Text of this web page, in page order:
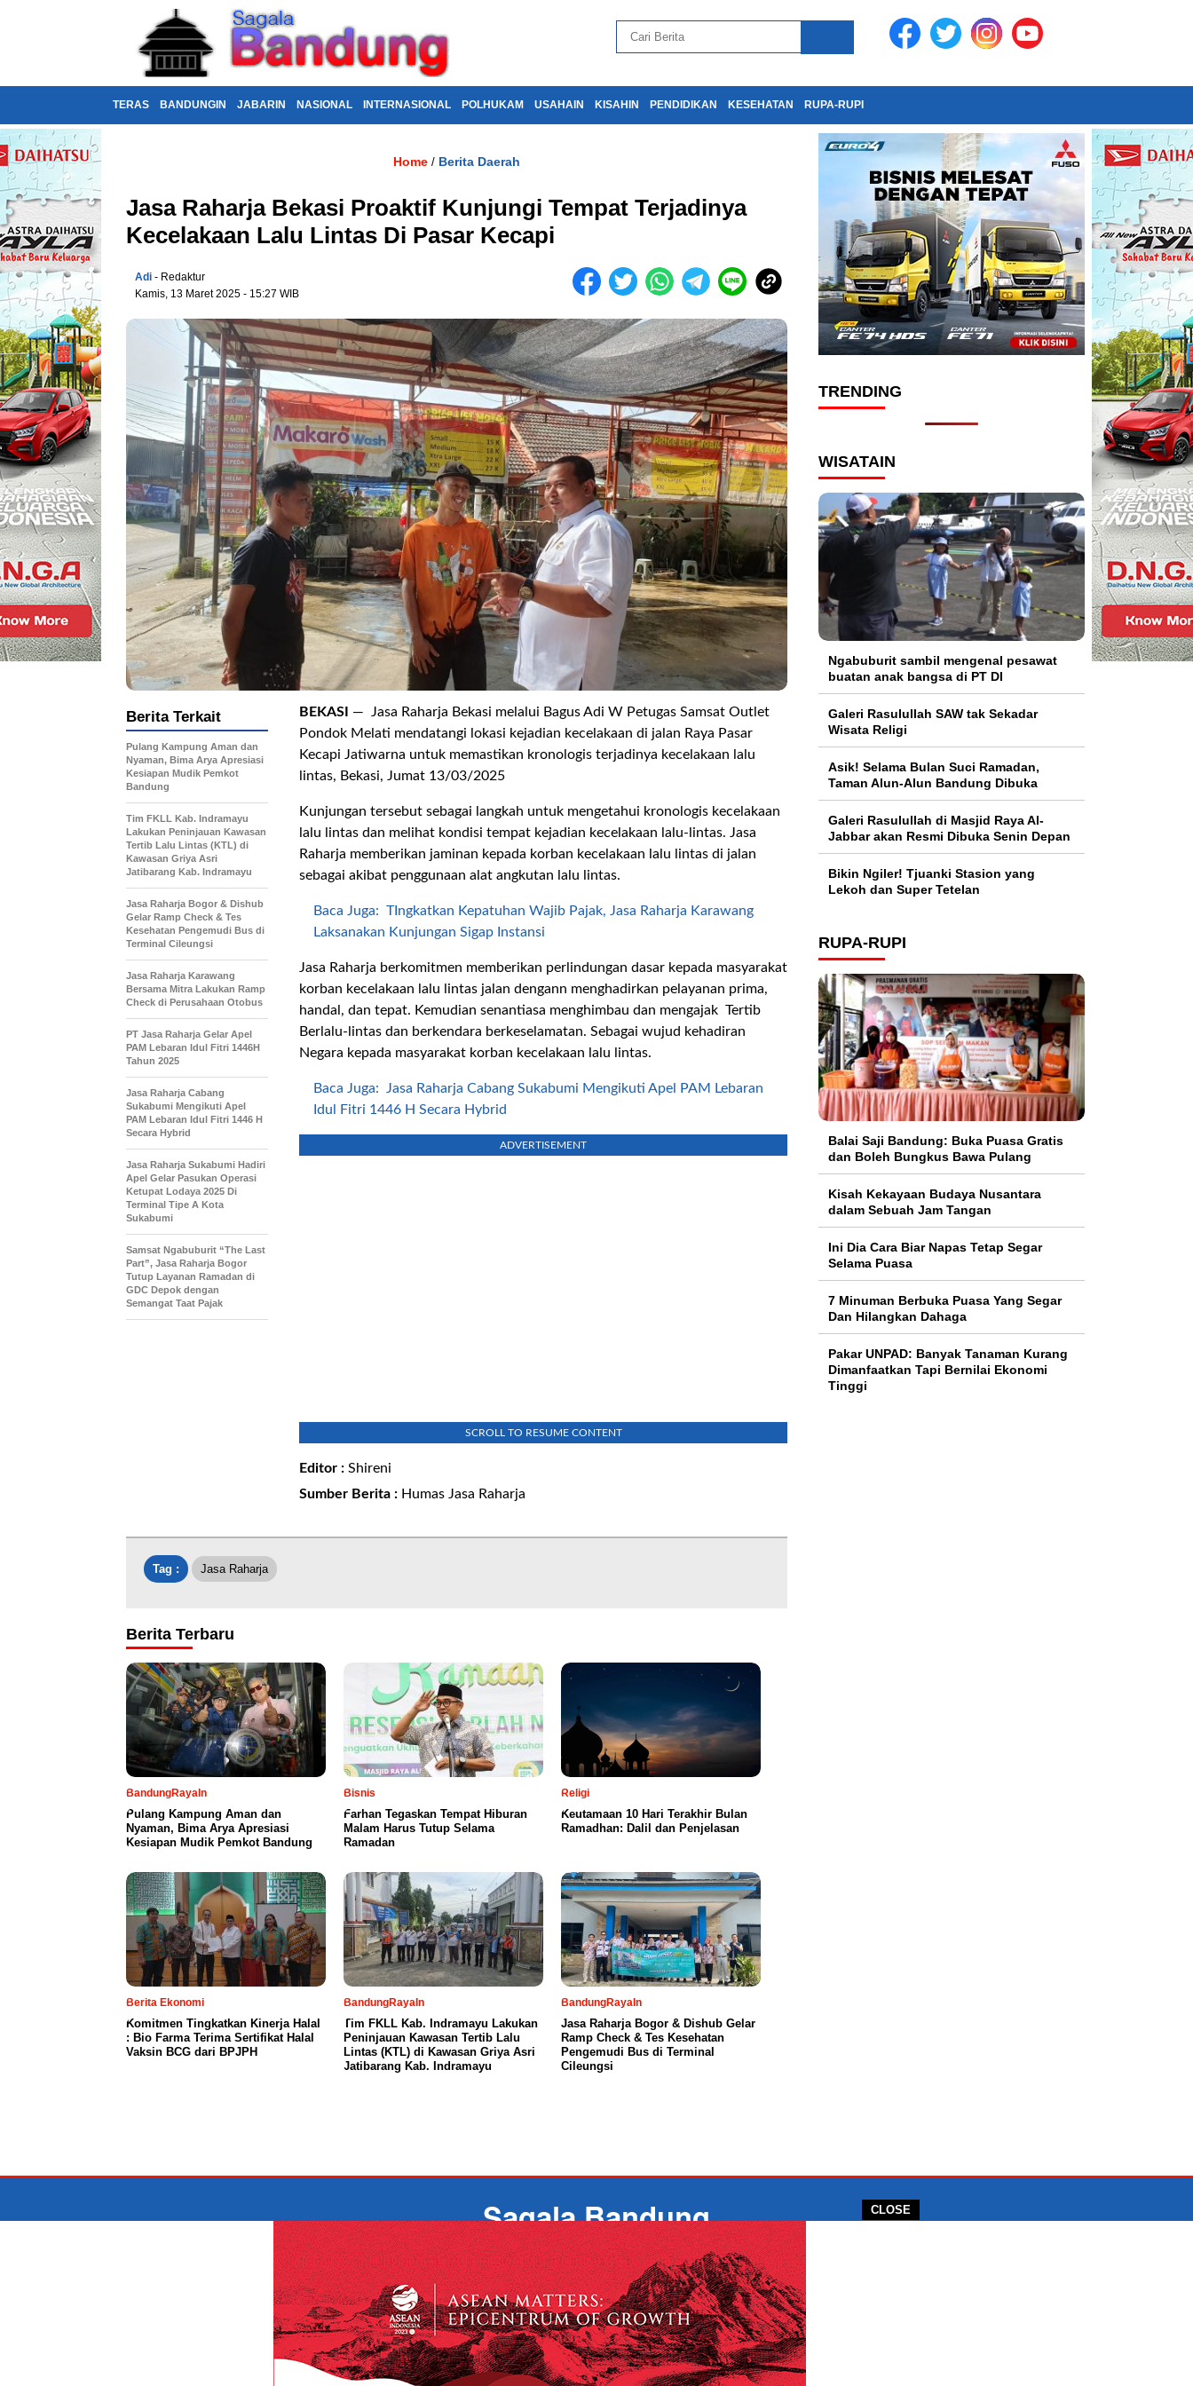
CLOSE
TERAS BANDUNGIN JABARIN NASIONAL INTERNASIONAL POLHUKAM USAHAIN KISAHIN PENDIDIKAN KESEHATAN RUPA-RUPI
Home / Berita Daerah
Jasa Raharja Bekasi Proaktif Kunjungi Tempat Terjadinya
Kecelakaan Lalu Lintas Di Pasar Kecapi
Adi - Redaktur
Kamis, 13 Maret 2025 - 15:27 WIB
BEKASI
— Jasa Raharja Bekasi melalui Bagus Adi W Petugas Samsat Outlet
Pondok Melati mendatangi lokasi kejadian kecelakaan di jalan Raya Pasar
Kecapi Jatiwarna untuk memastikan kronologis terjadinya kecelakaan lalu
lintas, Bekasi, Jumat 13/03/2025
Kunjungan tersebut sebagai langkah untuk mengetahui kronologis kecelakaan
lalu lintas dan melihat kondisi tempat kejadian kecelakaan lalu-lintas. Jasa
Raharja memberikan jaminan kepada korban kecelakaan lalu lintas di jalan
sebagai akibat penggunaan alat angkutan lalu lintas.
Baca Juga: TIngkatkan Kepatuhan Wajib Pajak, Jasa Raharja Karawang
Laksanakan Kunjungan Sigap Instansi
Jasa Raharja berkomitmen memberikan perlindungan dasar kepada masyarakat
korban kecelakaan lalu lintas jalan dengann menghadirkan pelayanan prima,
handal, dan tepat. Kemudian senantiasa menghimbau dan mengajak Tertib
Berlalu-lintas dan berkendara berkeselamatan. Sebagai wujud kehadiran
Negara kepada masyarakat korban kecelakaan lalu lintas.
Baca Juga:
Jasa Raharja Cabang Sukabumi Mengikuti Apel PAM Lebaran
Idul Fitri 1446 H Secara Hybrid
ADVERTISEMENT
.
SCROLL TO RESUME CONTENT
Editor : Shireni
Sumber Berita : Humas Jasa Raharja
Berita Terkait
Pulang Kampung Aman dan
Nyaman, Bima Arya Apresiasi
Kesiapan Mudik Pemkot
Bandung
Tim FKLL Kab. Indramayu
Lakukan Peninjauan Kawasan
Tertib Lalu Lintas (KTL) di
Kawasan Griya Asri
Jatibarang Kab. Indramayu
Jasa Raharja Bogor & Dishub
Gelar Ramp Check & Tes
Kesehatan Pengemudi Bus di
Terminal Cileungsi
Jasa Raharja Karawang
Bersama Mitra Lakukan Ramp
Check di Perusahaan Otobus
PT Jasa Raharja Gelar Apel
PAM Lebaran Idul Fitri 1446H
Tahun 2025
Jasa Raharja Cabang
Sukabumi Mengikuti Apel
PAM Lebaran Idul Fitri 1446 H
Secara Hybrid
Jasa Raharja Sukabumi Hadiri
Apel Gelar Pasukan Operasi
Ketupat Lodaya 2025 Di
Terminal Tipe A Kota
Sukabumi
Samsat Ngabuburit “The Last
Part”, Jasa Raharja Bogor
Tutup Layanan Ramadan di
GDC Depok dengan
Semangat Taat Pajak
Tag : Jasa Raharja
Berita Terbaru
BandungRayaIn
Pulang Kampung Aman dan
Nyaman, Bima Arya Apresiasi
Kesiapan Mudik Pemkot Bandung
Bisnis
Farhan Tegaskan Tempat Hiburan
Malam Harus Tutup Selama
Ramadan
Religi
Keutamaan 10 Hari Terakhir Bulan
Ramadhan: Dalil dan Penjelasan
Berita Ekonomi
Komitmen Tingkatkan Kinerja Halal
: Bio Farma Terima Sertifikat Halal
Vaksin BCG dari BPJPH
BandungRayaIn
Tim FKLL Kab. Indramayu Lakukan
Peninjauan Kawasan Tertib Lalu
Lintas (KTL) di Kawasan Griya Asri
Jatibarang Kab. Indramayu
BandungRayaIn
Jasa Raharja Bogor & Dishub Gelar
Ramp Check & Tes Kesehatan
Pengemudi Bus di Terminal
Cileungsi
TRENDING
WISATAIN
Ngabuburit sambil mengenal pesawat
buatan anak bangsa di PT DI
Galeri Rasulullah SAW tak Sekadar
Wisata Religi
Asik! Selama Bulan Suci Ramadan,
Taman Alun-Alun Bandung Dibuka
Galeri Rasulullah di Masjid Raya Al-
Jabbar akan Resmi Dibuka Senin Depan
Bikin Ngiler! Tjuanki Stasion yang
Lekoh dan Super Tetelan
RUPA-RUPI
Balai Saji Bandung: Buka Puasa Gratis
dan Boleh Bungkus Bawa Pulang
Kisah Kekayaan Budaya Nusantara
dalam Sebuah Jam Tangan
Ini Dia Cara Biar Napas Tetap Segar
Selama Puasa
7 Minuman Berbuka Puasa Yang Segar
Dan Hilangkan Dahaga
Pakar UNPAD: Banyak Tanaman Kurang
Dimanfaatkan Tapi Bernilai Ekonomi
Tinggi
DISCLAIMER INFO IKLAN KETENTUAN PRIVASI PEDOMAN MEDIA SIBER TENTANG KAMI
COPYRIGHT © 2026 SAGALA BANDUNG - ALL RIGHTS RESERVED